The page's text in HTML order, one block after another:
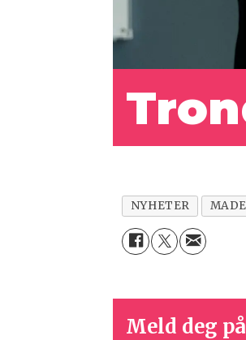
NYHETER
Meld deg